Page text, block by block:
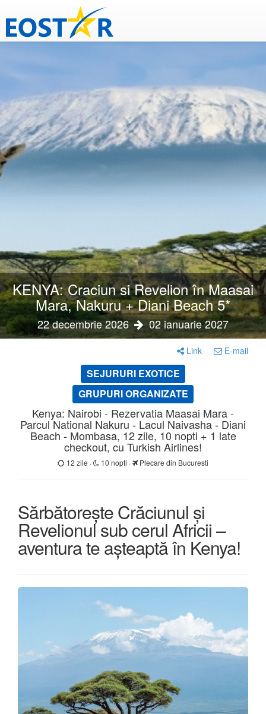
KENYA: Craciun si Revelion în Maasai
Mara, Nakuru + Diani Beach 5*
22 decembrie 2026 02 ianuarie 2027
Link E-mail
SEJURURI EXOTICE
GRUPURI ORGANIZATE
Kenya: Nairobi - Rezervatia Maasai Mara -
Parcul National Nakuru - Lacul Naivasha - Diani
Beach - Mombasa, 12 zile, 10 nopti + 1 late
checkout, cu Turkish Airlines!
12 zile · 10 nopti · Plecare din Bucuresti
Sărbătorește Crăciunul și
Revelionul sub cerul Africii –
aventura te așteaptă în Kenya!